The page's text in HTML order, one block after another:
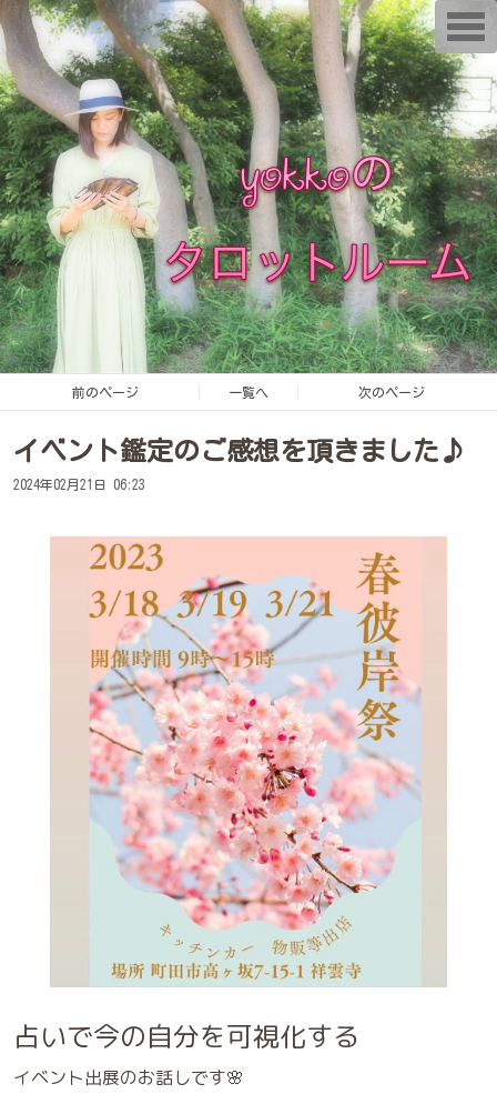
前のページ 一覧へ 次のページ
イベント鑑定のご感想を頂きました♪
2024年02月21日 06:23
占いで今の自分を可視化する
イベント出展のお話しです🌸
T
o
g
g
l
e
n
a
v
i
g
a
t
i
o
n